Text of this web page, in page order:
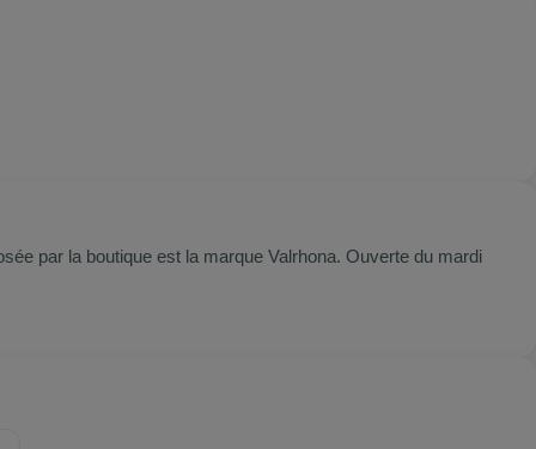
par la boutique est la marque Valrhona. Ouverte du mardi